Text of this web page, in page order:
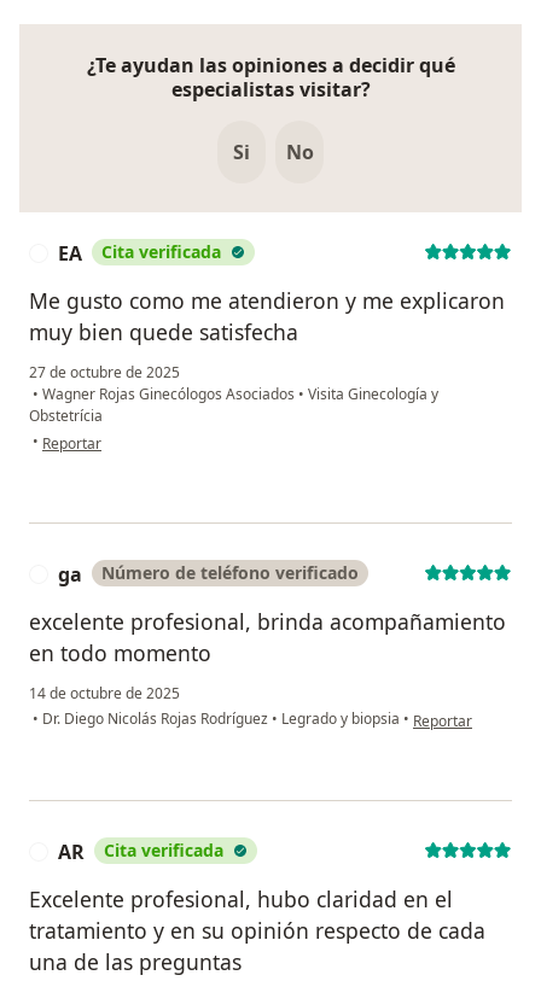
¿Te ayudan las opiniones a decidir qué
especialistas visitar?
Si No
EA Cita verificada
Me gusto como me atendieron y me explicaron
muy bien quede satisfecha
27 de octubre de 2025
• Wagner Rojas Ginecólogos Asociados • Visita Ginecología y
Obstetrícia
• en opinión del usuario EA
Reportar
ga Número de teléfono verificado
excelente profesional, brinda acompañamiento
en todo momento
14 de octubre de 2025
• Dr. Diego Nicolás Rojas Rodríguez • Legrado y biopsia • en opinión del
Reportar
AR Cita verificada
Excelente profesional, hubo claridad en el
tratamiento y en su opinión respecto de cada
una de las preguntas